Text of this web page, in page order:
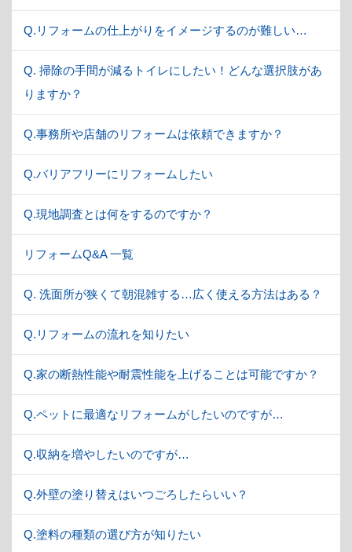
Q.リフォームの仕上がりをイメージするのが難しい…
Q. 掃除の手間が減るトイレにしたい！どんな選択肢があ
りますか？
Q.事務所や店舗のリフォームは依頼できますか？
Q.バリアフリーにリフォームしたい
Q.現地調査とは何をするのですか？
リフォームQ&A 一覧
Q. 洗面所が狭くて朝混雑する…広く使える方法はある？
Q.リフォームの流れを知りたい
Q.家の断熱性能や耐震性能を上げることは可能ですか？
Q.ペットに最適なリフォームがしたいのですが…
Q.収納を増やしたいのですが…
Q.外壁の塗り替えはいつごろしたらいい？
Q.塗料の種類の選び方が知りたい